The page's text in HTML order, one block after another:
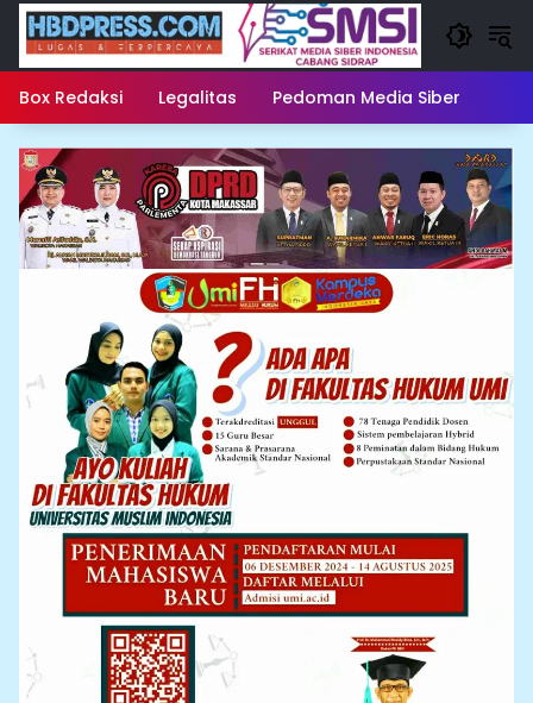
Langsung
konten
Box Redaksi Legalitas Pedoman Media Siber